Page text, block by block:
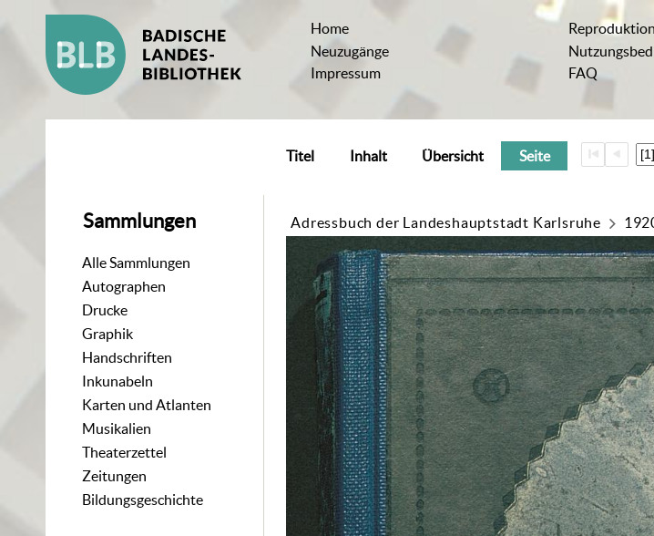
Home
Neuzugänge
Impressum
FAQ
Sammlungen
Alle Sammlungen
Autographen
Drucke
Graphik
Handschriften
Inkunabeln
Karten und Atlanten
Musikalien
Theaterzettel
Zeitungen
Bildungsgeschichte
Titel Inhalt Übersicht Seite
Adressbuch der Landeshauptstadt Karlsruhe